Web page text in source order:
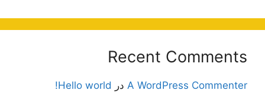
Recent Comments
A WordPress Commenter در Hello world!